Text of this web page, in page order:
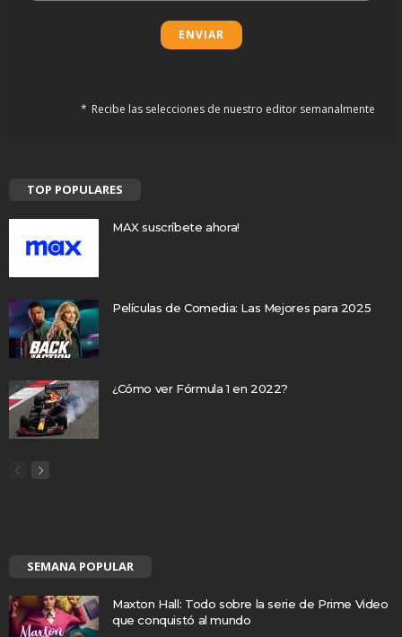
Recibe las selecciones de nuestro editor semanalmente
TOP POPULARES
MAX suscríbete ahora!
Películas de Comedia: Las Mejores para 2025
¿Cómo ver Fórmula 1 en 2022?
SEMANA POPULAR
Maxton Hall: Todo sobre la serie de Prime Video
que conquistó al mundo